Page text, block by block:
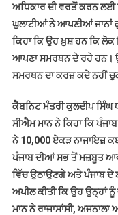
ਅਧਿਕਾਰ ਦੀ ਵਰਤੋਂ ਕਰਨ ਲਈ
ਘੁਲਾਟੀਆਂ ਨੇ ਆਪਣੀਆਂ ਜਾਨਾਂ
ਕਿਹਾ ਕਿ ਉਹ ਖ਼ੁਸ਼ ਹਨ ਕਿ
ਆਪਣਾ ਸਮਰਥਨ ਦੇ ਰਹੇ ਹਨ।
ਸਮਰਥਨ ਦਾ ਕਰਜ਼ ਕਦੇ ਨਹੀਂ
ਕੈਬਨਿਟ ਮੰਤਰੀ ਕੁਲਦੀਪ ਸਿੰਘ
ਸੀਐਮ ਮਾਨ ਨੇ ਕਿਹਾ ਕਿ
ਨੇ 10,000 ਏਕੜ ਨਾਜਾਇਜ਼
ਪੰਜਾਬ ਦੀਆਂ ਸਭ ਤੋਂ ਮਜ਼ਬੂਤ
ਵਿੱਚ ਉਠਾਉਣਗੇ ਅਤੇ ਪੰਜਾਬ ਦੇ
ਅਪੀਲ ਕੀਤੀ ਕਿ ਉਹ ਉਨ੍ਹਾਂ
ਮਾਨ ਨੇ ਰਾਜਾਸਾਂਸੀ, ਅਜਨਾਲਾ